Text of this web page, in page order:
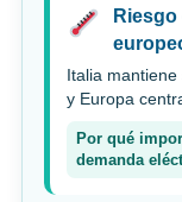
Italia
y Europa
Por qué
demanda